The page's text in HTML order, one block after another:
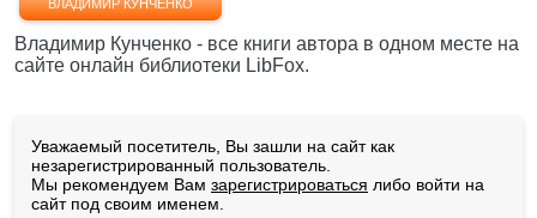
ВЛАДИМИР КУНЧЕНКО
Владимир Кунченко - все книги автора в одном месте на
сайте онлайн библиотеки LibFox.
Уважаемый посетитель, Вы зашли на сайт как
незарегистрированный пользователь.
Мы рекомендуем Вам зарегистрироваться либо войти на
сайт под своим именем.